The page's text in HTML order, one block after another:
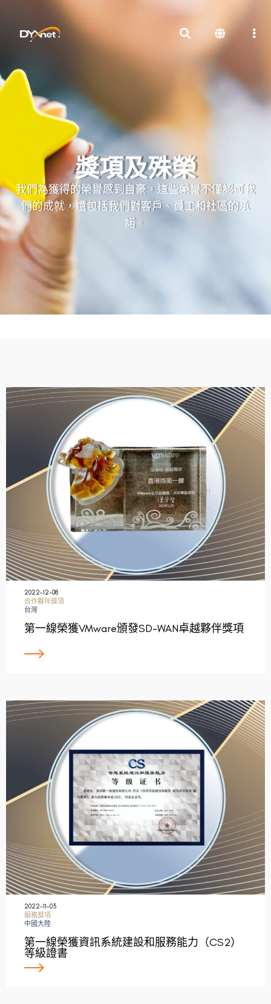
獎項及殊榮
我們為獲得的榮譽感到自豪，這些榮譽不僅認可我
們的成就，還包括我們對客戶、員工和社區的承
諾。
2022-12-08
合作夥伴獎項
台灣
第一線榮獲VMware頒發SD-WAN卓越夥伴獎項
2022-11-03
服務獎項
中國大陸
第一線榮獲資訊系統建設和服務能力（CS2）
等級證書